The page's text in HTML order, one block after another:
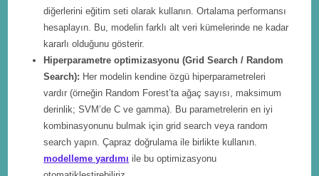
diğerlerini eğitim seti olarak kullanın. Ortalama performansı
hesaplayın. Bu, modelin farklı alt veri kümelerinde ne kadar
kararlı olduğunu gösterir.
Hiperparametre optimizasyonu (Grid Search / Random
Search): Her modelin kendine özgü hiperparametreleri
vardır (örneğin Random Forest’ta ağaç sayısı, maksimum
derinlik; SVM’de C ve gamma). Bu parametrelerin en iyi
kombinasyonunu bulmak için grid search veya random
search yapın. Çapraz doğrulama ile birlikte kullanın.
modelleme yardımı ile bu optimizasyonu